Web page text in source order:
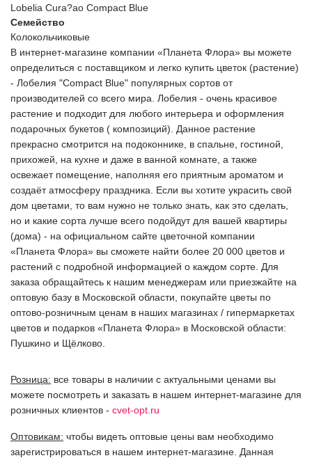
Lobelia Cura?ao Compact Blue
Семейство
Колокольчиковые
В интернет-магазине компании «Планета Флора» вы можете
определиться с поставщиком и легко купить цветок (растение)
- Лобелия "Compact Blue" популярных сортов от
производителей со всего мира. Лобелия - очень красивое
растение и подходит для любого интерьера и оформления
подарочных букетов ( композиций). Данное растение
прекрасно смотрится на подоконнике, в спальне, гостиной,
прихожей, на кухне и даже в ванной комнате, а также
освежает помещение, наполняя его приятным ароматом и
создаёт атмосферу праздника. Если вы хотите украсить свой
дом цветами, то вам нужно не только знать, как это сделать,
но и какие сорта лучше всего подойдут для вашей квартиры
(дома) - на официальном сайте цветочной компании
«Планета Флора» вы сможете найти более 20 000 цветов и
растений с подробной информацией о каждом сорте. Для
заказа обращайтесь к нашим менеджерам или приезжайте на
оптовую базу в Московской области, покупайте цветы по
оптово-розничным ценам в наших магазинах / гипермаркетах
цветов и подарков «Планета Флора» в Московской области:
Пушкино и Щёлково.
Розница: все товары в наличии с актуальными ценами вы
можете посмотреть и заказать в нашем интернет-магазине для
розничных клиентов - cvet-opt.ru
Оптовикам: чтобы видеть оптовые цены вам необходимо
зарегистрироваться в нашем интернет-магазине. Данная